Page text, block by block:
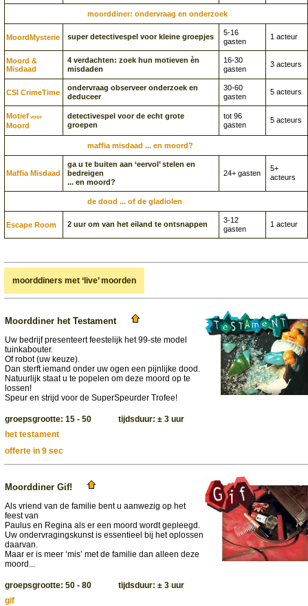
moorddiner: ondervraag en onderzoek
Moord­Mysterie super detectivespel voor kleine groepjes
5-16
gasten
1 acteur
Moord &
Misdaad
4 verdachten: zoek hun motieven èn
misdaden
16-30
gasten
3 acteurs
CSI CrimeTime
ondervraag observeer onderzoek en
deduceer
30-60
gasten
5 acteurs
Motief voor
Moord
detectivespel voor de echt grote
groepen
tot 96
gasten
5 acteurs
maffia misdaad ... en moord?
Maffia Misdaad
ga u te buiten aan ‘eervol’ stelen en
bedreigen
... en moord?
24+ gasten
5+
acteurs
de dood ... of de gladiolen
Escape Room 2 uur om van het eiland te ontsnappen
3-12
gasten
1 acteur
moorddiners met ‘live’ moorden
Moorddiner het Testament
Uw bedrijf presenteert feestelijk het 99-ste model
tuinkabouter.
Of robot (uw keuze).
Dan sterft iemand onder uw ogen een pijnlijke dood.
Natuurlijk staat u te popelen om deze moord op te
lossen!
Speur en strijd voor de SuperSpeurder Trofee!
groepsgrootte: 15 - 50 tijdsduur: ± 3 uur
het testament
offerte in 9 sec
Moorddiner Gif!
Als vriend van de familie bent u aanwezig op het
feest van
Paulus en Regina als er een moord wordt gepleegd.
Uw ondervragingskunst is essentieel bij het oplossen
daarvan.
Maar er is meer ‘mis’ met de familie dan alleen deze
moord...
groepsgrootte: 50 - 80 tijdsduur: ± 3 uur
gif